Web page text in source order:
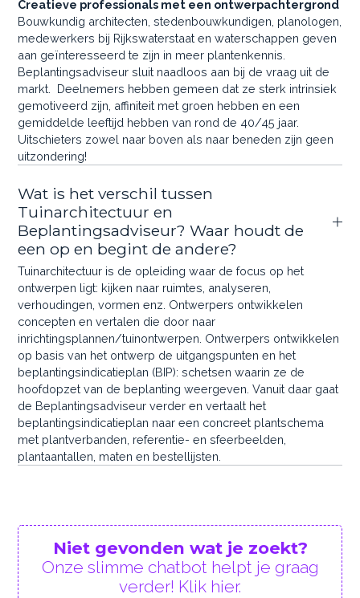
Creatieve professionals met een ontwerpachtergrond
Bouwkundig architecten, stedenbouwkundigen, planologen,
medewerkers bij Rijkswaterstaat en waterschappen geven
aan geïnteresseerd te zijn in meer plantenkennis.
Beplantingsadviseur sluit naadloos aan bij de vraag uit de
markt. Deelnemers hebben gemeen dat ze sterk intrinsiek
gemotiveerd zijn, affiniteit met groen hebben en een
gemiddelde leeftijd hebben van rond de 40/45 jaar.
Uitschieters zowel naar boven als naar beneden zijn geen
uitzondering!
Wat is het verschil tussen
Tuinarchitectuur en
Beplantingsadviseur? Waar houdt de
een op en begint de andere?
Tuinarchitectuur is de opleiding waar de focus op het
ontwerpen ligt: kijken naar ruimtes, analyseren,
verhoudingen, vormen enz. Ontwerpers ontwikkelen
concepten en vertalen die door naar
inrichtingsplannen/tuinontwerpen. Ontwerpers ontwikkelen
op basis van het ontwerp de uitgangspunten en het
beplantingsindicatieplan (BIP): schetsen waarin ze de
hoofdopzet van de beplanting weergeven. Vanuit daar gaat
de Beplantingsadviseur verder en vertaalt het
beplantingsindicatieplan naar een concreet plantschema
met plantverbanden, referentie- en sfeerbeelden,
plantaantallen, maten en bestellijsten.
Niet gevonden wat je zoekt?
Onze slimme chatbot helpt je graag
verder! Klik hier.